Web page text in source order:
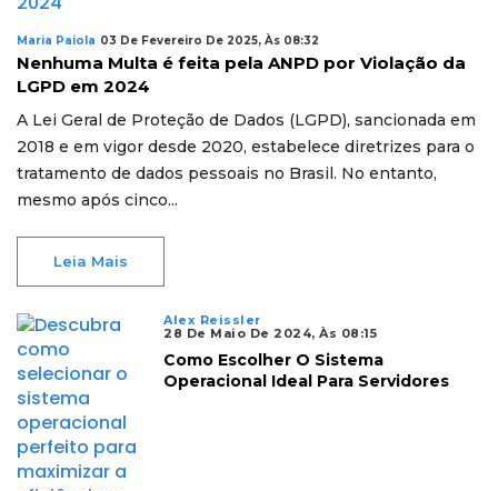
Maria Paiola 03 De Fevereiro De 2025, Às 08:32
Nenhuma Multa é feita pela ANPD por Violação da
LGPD em 2024
A Lei Geral de Proteção de Dados (LGPD), sancionada em
2018 e em vigor desde 2020, estabelece diretrizes para o
tratamento de dados pessoais no Brasil. No entanto,
mesmo após cinco...
Leia Mais
Alex Reissler
28 De Maio De 2024, Às 08:15
Como Escolher O Sistema
Operacional Ideal Para Servidores